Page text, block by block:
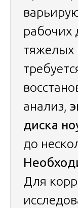
рабочих
тяжелых
анализ,
диска
до
Для